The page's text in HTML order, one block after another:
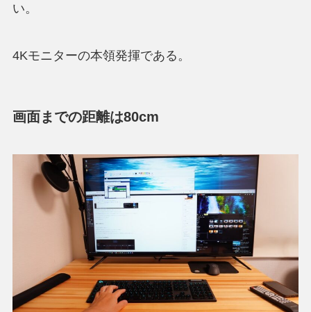
い。
4Kモニターの本領発揮である。
画面までの距離は80cm